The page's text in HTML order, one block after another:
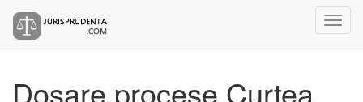
Dosare procese Curtea